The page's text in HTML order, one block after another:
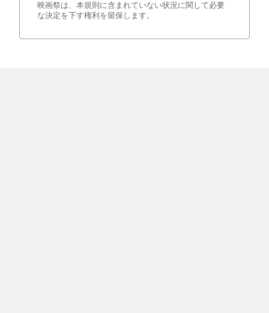
映画祭は、本規則に含まれていない状況に関して必要
な決定を下す権利を留保します。